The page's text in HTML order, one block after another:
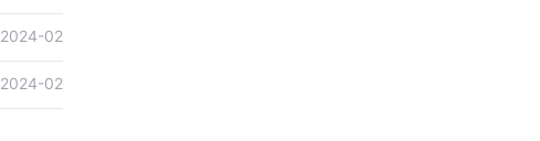
2024-02
2024-02